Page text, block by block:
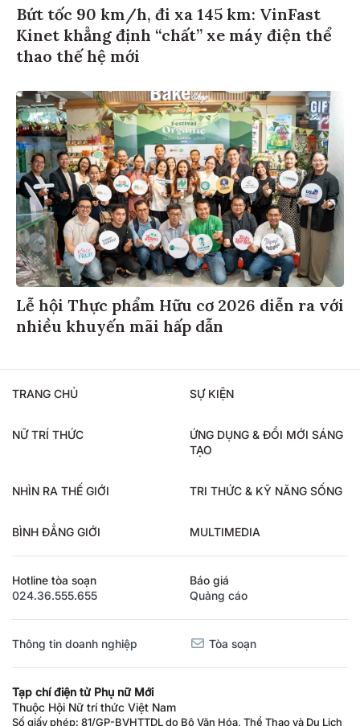
Bứt tốc 90 km/h, đi xa 145 km: VinFast
Kinet khẳng định “chất” xe máy điện thể
thao thế hệ mới
Lễ hội Thực phẩm Hữu cơ 2026 diễn ra với
nhiều khuyến mãi hấp dẫn
TRANG CHỦ SỰ KIỆN
NỮ TRÍ THỨC
ỨNG DỤNG & ĐỔI MỚI SÁNG
TẠO
NHÌN RA THẾ GIỚI TRI THỨC & KỸ NĂNG SỐNG
BÌNH ĐẲNG GIỚI MULTIMEDIA
Hotline tòa soạn
024.36.555.655
Báo giá
Quảng cáo
Thông tin doanh nghiệp Tòa soạn
Tạp chí điện tử Phụ nữ Mới
Thuộc Hội Nữ trí thức Việt Nam
Số giấy phép: 81/GP-BVHTTDL do Bộ Văn Hóa, Thể Thao và Du Lịch